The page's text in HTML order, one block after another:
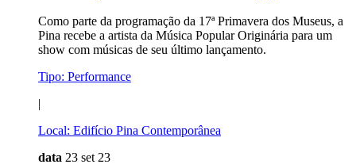
Como parte da programação da 17ª Primavera dos Museus, a
Pina recebe a artista da Música Popular Originária para um
show com músicas de seu último lançamento.
Tipo: Performance
|
Local: Edifício Pina Contemporânea
data 23 set 23